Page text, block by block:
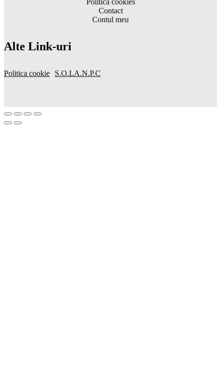
Contact
Contul meu
Alte Link-uri
Politica cookie S.O.LA.N.P.C